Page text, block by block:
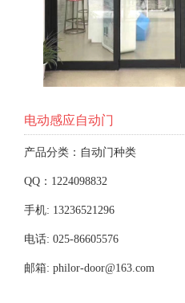
电动感应自动门
产品分类：自动门种类
QQ：1224098832
手机: 13236521296
电话: 025-86605576
邮箱: philor-door@163.com